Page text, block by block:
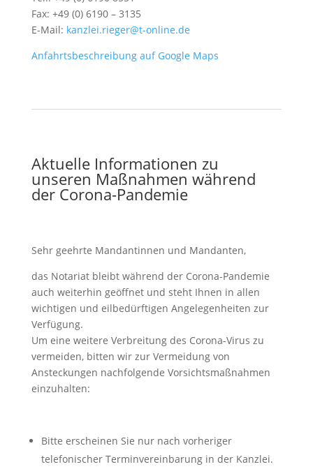
Fax: +49 (0) 6190 – 3135
E-Mail: kanzlei.rieger@t-online.de
Anfahrtsbeschreibung auf Google Maps
Aktuelle Informationen zu
unseren Maßnahmen während
der Corona-Pandemie
Sehr geehrte Mandantinnen und Mandanten,
das Notariat bleibt während der Corona-Pandemie
auch weiterhin geöffnet und steht Ihnen in allen
wichtigen und eilbedürftigen Angelegenheiten zur
Verfügung.
Um eine weitere Verbreitung des Corona-Virus zu
vermeiden, bitten wir zur Vermeidung von
Ansteckungen nachfolgende Vorsichtsmaßnahmen
einzuhalten:
Bitte erscheinen Sie nur nach vorheriger
telefonischer Terminvereinbarung in der Kanzlei.